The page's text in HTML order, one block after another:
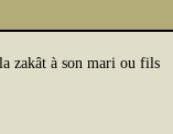
zakât à son mari ou fils